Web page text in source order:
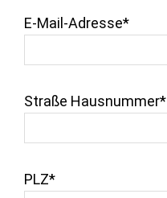
E-Mail-Adresse*
Straße Hausnummer*
PLZ*